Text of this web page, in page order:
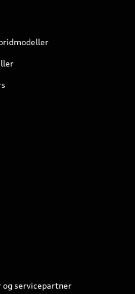
og servicepartner